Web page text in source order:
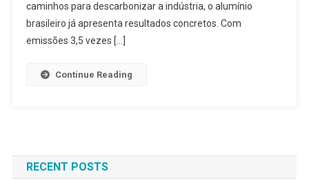
caminhos para descarbonizar a indústria, o alumínio
brasileiro já apresenta resultados concretos. Com
emissões 3,5 vezes […]
Continue Reading
RECENT POSTS